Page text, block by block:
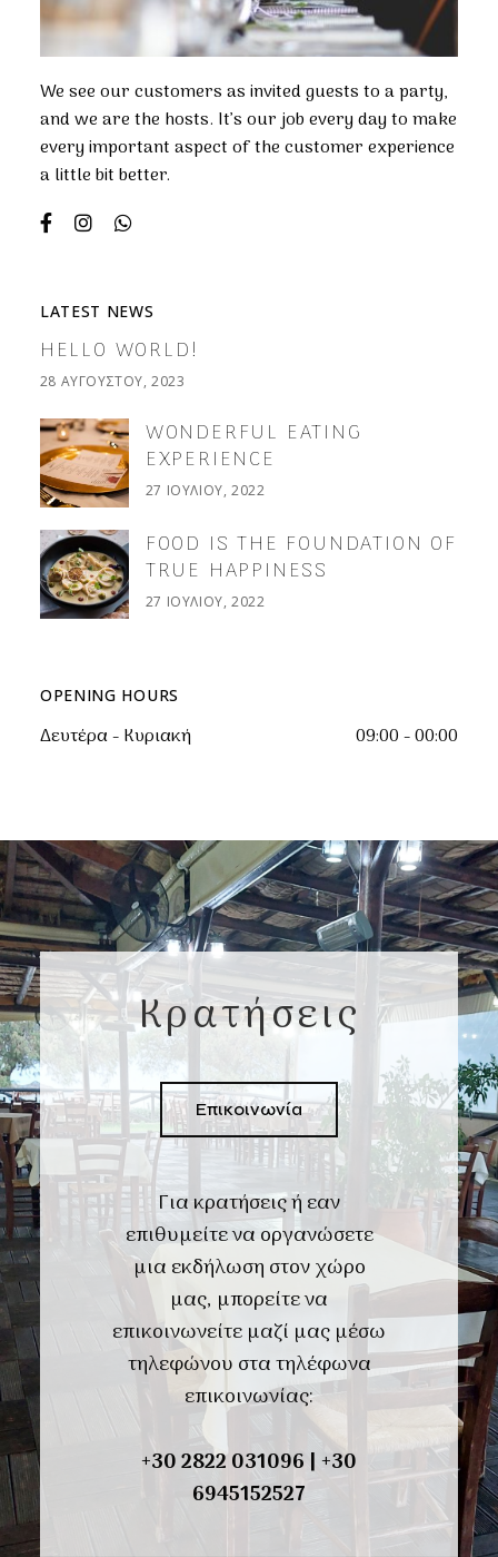
We see our customers as invited guests to a party,
and we are the hosts. It’s our job every day to make
every important aspect of the customer experience
a little bit better.
LATEST NEWS
HELLO WORLD!
28 ΑΥΓΟΎΣΤΟΥ, 2023
WONDERFUL EATING
EXPERIENCE
27 ΙΟΥΛΊΟΥ, 2022
FOOD IS THE FOUNDATION OF
TRUE HAPPINESS
27 ΙΟΥΛΊΟΥ, 2022
OPENING HOURS
Δευτέρα - Κυριακή 09:00 - 00:00
Κρατήσεις
Επικοινωνία
Για κρατήσεις ή εαν
επιθυμείτε να οργανώσετε
μια εκδήλωση στον χώρο
μας, μπορείτε να
επικοινωνείτε μαζί μας μέσω
τηλεφώνου στα τηλέφωνα
επικοινωνίας:
+302822 031096 | +30
6945152527